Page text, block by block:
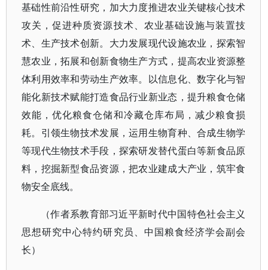
基础性前沿性研究，加大力度推进农业关键核心技术
攻关，促进种质资源技术、农业基础设施与装置技
术、生产技术创新。大力发展现代设施农业，探索智
慧农业，拓展和创新食物生产方式，提高农业资源整
体利用效率和劳动生产效率。以信息化、数字化与智
能化新技术赋能打造食品行业新业态，提升粮食仓储
效能，优化粮食仓储和冷藏仓库布局，减少粮食损
耗。引领生物技术发展，运用生物育种、合成生物学
等现代生物技术手段，探索研发替代蛋白等新食品原
料，挖掘新型食品资源，把农业建成大产业，筑牢食
物安全底线。
（作者系教育部习近平新时代中国特色社会主义
思想研究中心特约研究员、中国粮食经济学会副会
长）